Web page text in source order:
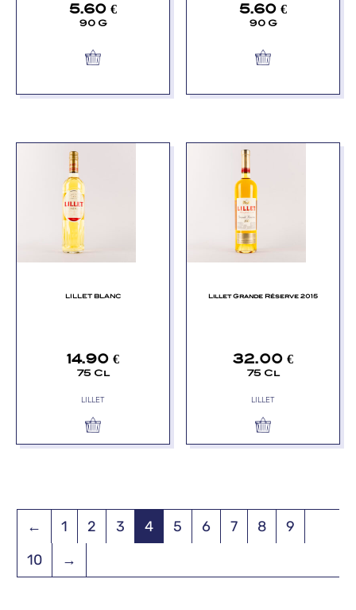
5.60 €
90 G
5.60 €
90 G
LILLET BLANC
14.90 €
75 Cl
LILLET
Lillet Grande Réserve 2015
32.00 €
75 Cl
LILLET
← 1 2 3 4 5 6 7 8
9
10
→